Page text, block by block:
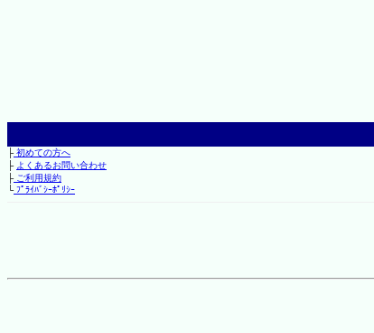
├初めての方へ
├ よくあるお問い合わせ
├ご利用規約
└ﾌﾟﾗｲﾊﾞｼｰﾎﾟﾘｼｰ